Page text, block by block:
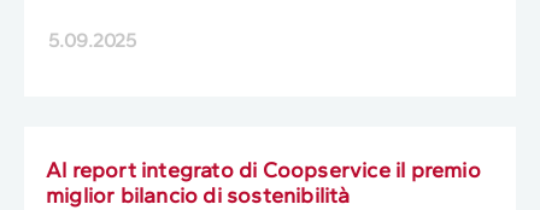
5.09.2025
Al report integrato di Coopservice il premio
miglior bilancio di sostenibilità